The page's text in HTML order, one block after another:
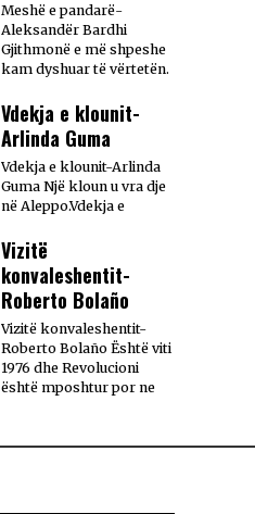
Meshë e pandarë-
Aleksandër Bardhi
Gjithmonë e më shpeshe
kam dyshuar të vërtetën.
Vdekja e klounit-
Arlinda Guma
Vdekja e klounit-Arlinda
Guma Një kloun u vra dje
në Aleppo.Vdekja e
Vizitë
konvaleshentit-
Roberto Bolaño
Vizitë konvaleshentit-
Roberto Bolaño Është viti
1976 dhe Revolucioni
është mposhtur por ne